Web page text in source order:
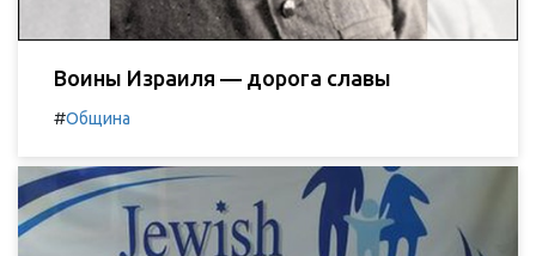
Воины Израиля — дорога славы
#Община